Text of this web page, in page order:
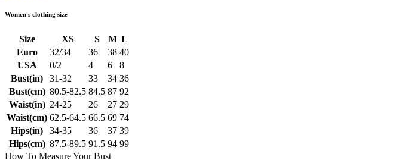
Women's clothing size
Size XS S M L
Euro
32/34 36 38 40
USA
0/2 4 6
8
Bust(in)
31-32 33 34 36
Bust(cm) 80.5-82.5 84.5 87 92
Waist(in) 24-25 26 27 29
Waist(cm) 62.5-64.5 66.5 69 74
Hips(in)
34-35 36 37 39
Hips(cm) 87.5-89.5 91.5 94 99
How To Measure Your Bust